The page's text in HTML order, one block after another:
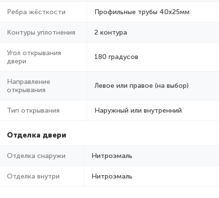
Ребра жёсткости Профильные трубы 40х25мм
Контуры уплотнения 2 контура
Угол открывания
двери
180 градусов
Направление
открывания
Левое или правое (на выбор)
Тип открывания Наружный или внутренний
Отделка двери
Отделка снаружи Нитроэмаль
Отделка внутри Нитроэмаль